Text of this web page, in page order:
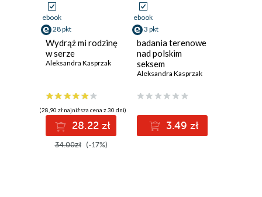
ebook
28 pkt
Wydrąż mi rodzinę
w serze
Aleksandra Kasprzak
(28,90 zł najniższa cena z 30 dni)
28.22 zł
34.00zł (-17%)
ebook
3 pkt
badania terenowe
nad polskim
seksem
Aleksandra Kasprzak
3.49 zł